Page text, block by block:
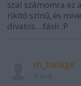
szal számomra ez
rikító színű, és
divatos....fásli :P
m_balage